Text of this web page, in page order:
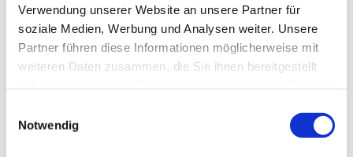
Verwendung unserer Website an unsere Partner für
soziale Medien, Werbung und Analysen weiter. Unsere
Partner führen diese Informationen möglicherweise mit
weiteren Daten zusammen, die Sie ihnen bereitgestellt
Notwendig